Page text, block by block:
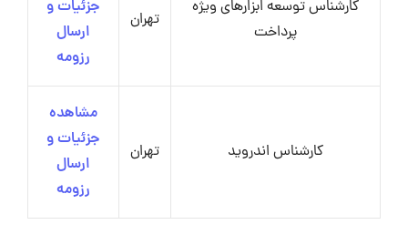
کارشناس توسعه ابزارهای ویژه
پرداخت
تهران
جزئیات و
ارسال
رزومه
کارشناس اندروید تهران
مشاهده
جزئیات و
ارسال
رزومه